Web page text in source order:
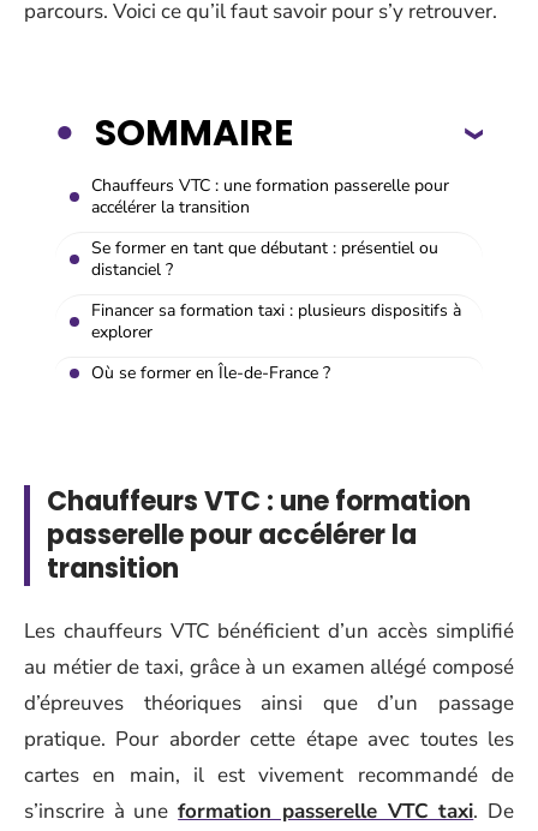
parcours. Voici ce qu’il faut savoir pour s’y retrouver.
SOMMAIRE
Chauffeurs VTC : une formation passerelle pour
accélérer la transition
Se former en tant que débutant : présentiel ou
distanciel ?
Financer sa formation taxi : plusieurs dispositifs à
explorer
Où se former en Île-de-France ?
Chauffeurs VTC : une formation
passerelle pour accélérer la
transition
Les chauffeurs VTC bénéficient d’un accès simplifié
au métier de taxi, grâce à un examen allégé composé
d’épreuves théoriques ainsi que d’un passage
pratique. Pour aborder cette étape avec toutes les
cartes en main, il est vivement recommandé de
s’inscrire à uneformation passerelle VTC taxi. De